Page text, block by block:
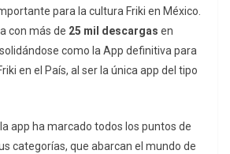
para la cultura Friki en México.
con más de 25 mil descargas en
como la App definitiva para
en el País, al ser la única app del tipo
app ha marcado todos los puntos de
categorías, que abarcan el mundo de